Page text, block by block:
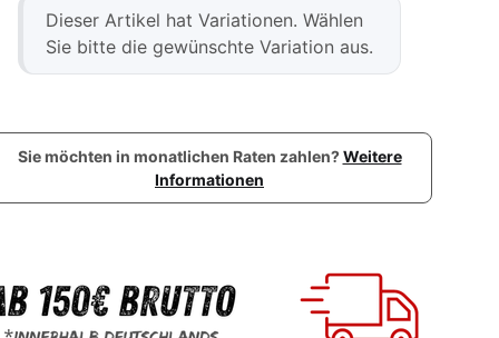
x
Dieser Artikel hat Variationen. Wählen
Sie bitte die gewünschte Variation aus.
Sie möchten in monatlichen Raten zahlen?Weitere
Informationen